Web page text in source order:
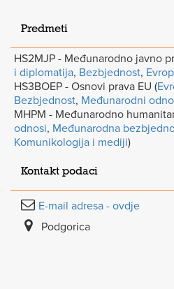
Predmeti
HS2MJP - Međunarodno javno
i diplomatija, Bezbjednost,
HS3BOEP - Osnovi prava EU (
Bezbjednost, Međunarodni
MHPM - Međunarodno
odnosi, Međunarodna
Komunikologija i mediji)
Kontakt podaci
E-mail adresa - ovdje
Podgorica